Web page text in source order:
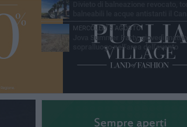
MERCOLEDÌ 5 AGOSTO
Jova Summer Party, giovedì mattina
sopralluogo nell'area dell'evento